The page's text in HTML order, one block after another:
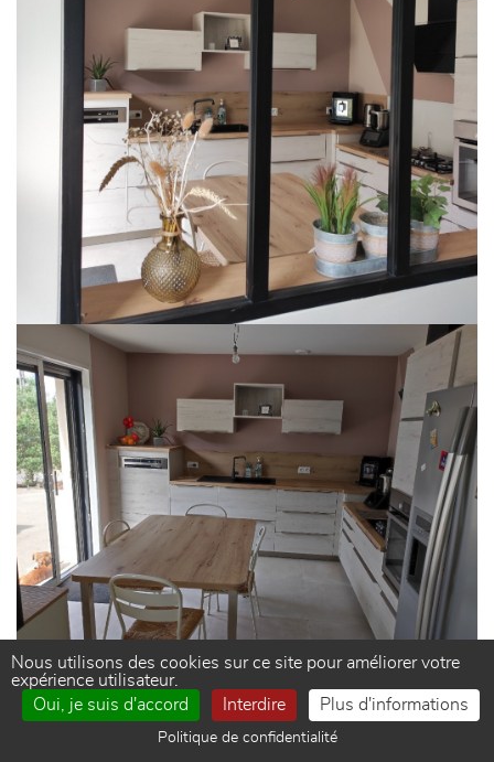
Nous utilisons des cookies sur ce site pour améliorer votre
expérience utilisateur.
Oui, je suis d'accord
Interdire Plus d'informations
Politique de confidentialité